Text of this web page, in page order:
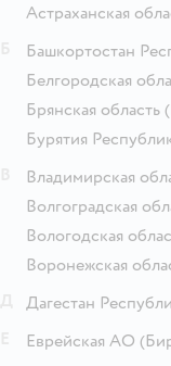
Астраханская
Башкортостан
Белгородская
Брянская область
Бурятия
Владимирская
Волгоградская
Вологодская
Воронежская
Дагестан
Еврейская АО